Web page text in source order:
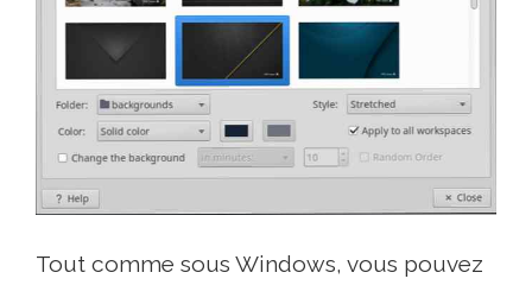
Tout comme sous Windows, vous pouvez